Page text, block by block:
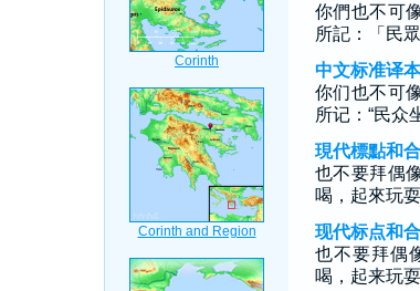
你們也不可
所記：「民
中文标准译
你们也不可
所记：“民众
現代標點和
也不要拜偶
喝，起來玩耍
现代标点和
也不要拜偶
喝，起来玩